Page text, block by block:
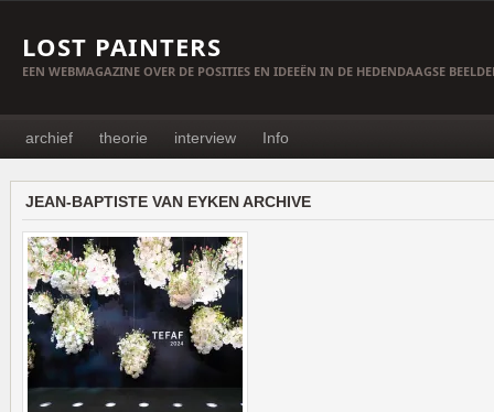
LOST PAINTERS
EEN WEBMAGAZINE OVER DE POSITIES EN IDEEËN IN DE HEDENDAAGSE
archief theorie interview Info
JEAN-BAPTISTE VAN EYKEN ARCHIVE